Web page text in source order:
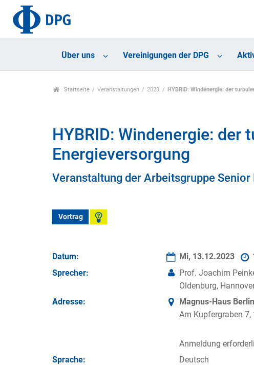
Über uns Vereinigungen der DPG
Startseite Veranstaltungen 2023 HYBRID: Windenergie: der
HYBRID: Windenergie: der
Energieversorgung
Veranstaltung der Arbeitsgruppe
Vortrag
Datum: Mi, 13.12.2023
Sprecher:
Prof. Joachim
Oldenburg,
Adresse:
Magnus-Haus Berlin
Am Kupfergraben 7,
Anmeldung
Sprache:
Deutsch